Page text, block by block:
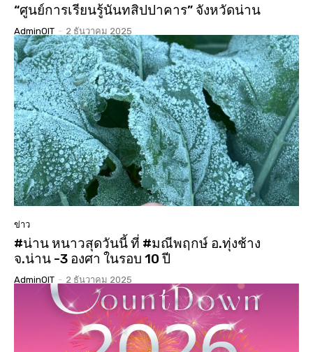
“ศูนย์การเรียนรู้นันทสิปปาคาร” จังหวัดน่าน
AdminOIT - 2 ธันวาคม 2025
ข่าว
#น่าน หนาวสุดวันนี้ ที่ #มณีพฤกษ์ อ.ทุ่งช้าง
จ.น่าน -3 องศา ในรอบ 10 ปี
AdminOIT - 2 ธันวาคม 2025